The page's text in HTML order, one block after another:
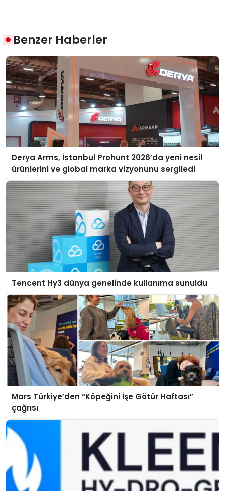
Benzer Haberler
Derya Arms, İstanbul Prohunt 2026’da yeni nesil
ürünlerini ve global marka vizyonunu sergiledi
Tencent Hy3 dünya genelinde kullanıma sunuldu
Mars Türkiye’den “Köpeğini İşe Götür Haftası”
çağrısı